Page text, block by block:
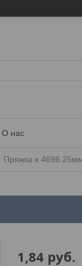
О нас
Пряжка к 4696
1,84 руб.